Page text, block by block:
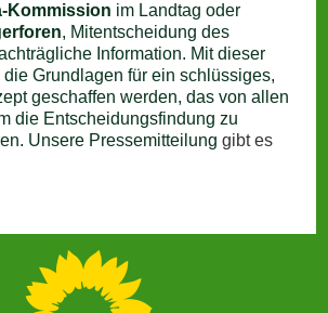
Kommission im Landtag oder
, Mitentscheidung des
Information. Mit dieser
Grundlagen für ein schlüssiges,
geschaffen werden, das von allen
die Entscheidungsfindung zu
Unsere Pressemitteilung gibt es